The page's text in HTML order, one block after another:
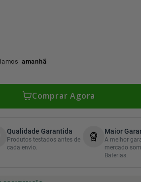
amanhã
Comprar Agora
Qualidade Garantida
Produtos testados antes de
cada envio.
Maior
A melhor
mercado
Baterias.